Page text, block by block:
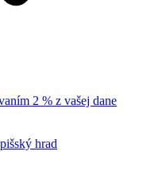
2 % z vašej dane
hrad